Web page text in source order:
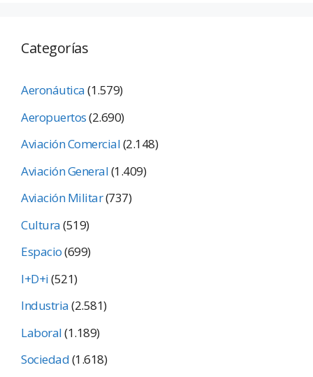
Categorías
Aeronáutica(1.579)
Aeropuertos(2.690)
Aviación Comercial(2.148)
Aviación General(1.409)
Aviación Militar(737)
Cultura(519)
Espacio(699)
I+D+i(521)
Industria(2.581)
Laboral(1.189)
Sociedad(1.618)